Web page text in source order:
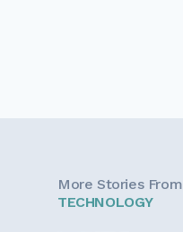
More Stories From
TECHNOLOGY